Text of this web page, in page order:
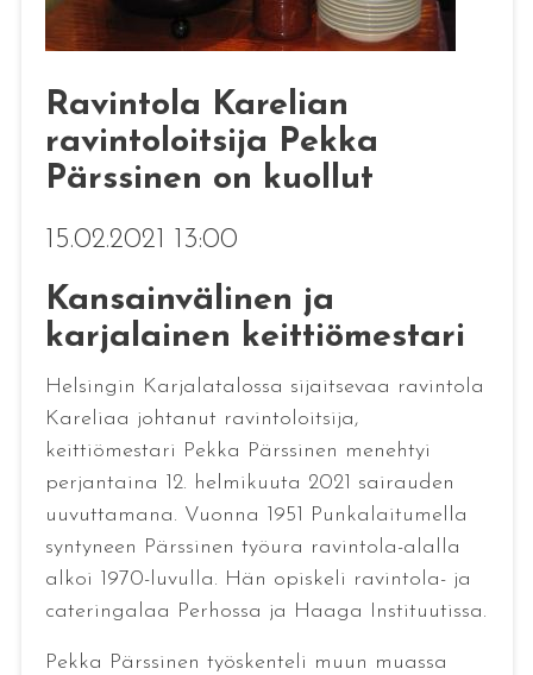
Ravintola Karelian
ravintoloitsija Pekka
Pärssinen on kuollut
15.02.2021 13:00
Kansainvälinen ja
karjalainen keittiömestari
Helsingin Karjalatalossa sijaitsevaa ravintola
Kareliaa johtanut ravintoloitsija,
keittiömestari Pekka Pärssinen menehtyi
perjantaina 12. helmikuuta 2021 sairauden
uuvuttamana. Vuonna 1951 Punkalaitumella
syntyneen Pärssinen työura ravintola-alalla
alkoi 1970-luvulla. Hän opiskeli ravintola- ja
cateringalaa Perhossa ja Haaga Instituutissa.
Pekka Pärssinen työskenteli muun muassa